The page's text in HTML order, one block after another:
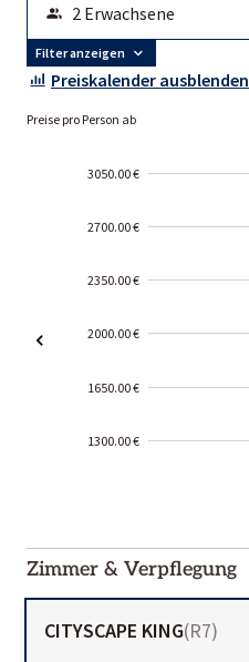
Filter anzeigen
Preiskalender ausblenden
Preise pro Person ab
3050.00 €
2700.00 €
2350.00 €
2000.00 €
1650.00 €
1300.00 €
01-02
Zimmer & Verpflegung
CITYSCAPE KING(R7)